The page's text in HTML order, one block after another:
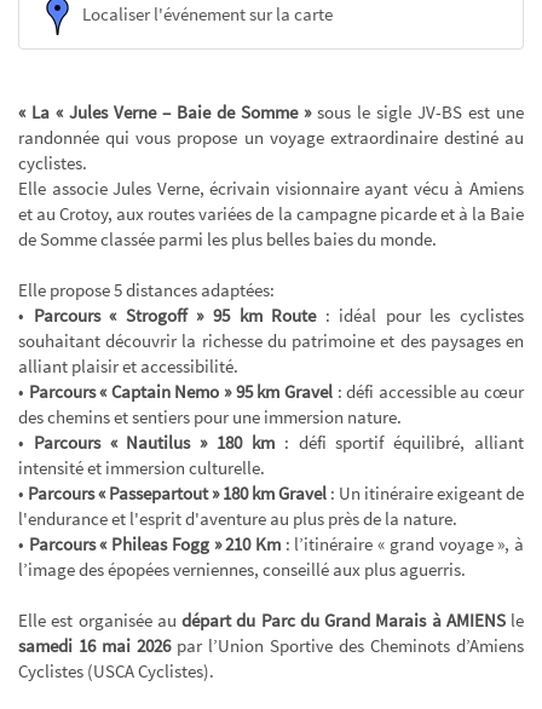
Localiser l'événement sur la carte
« La « Jules Verne – Baie de Somme »sous le sigle JV-BS est une
randonnée qui vous propose un voyage extraordinaire destiné au
cyclistes.
Elle associe Jules Verne, écrivain visionnaire ayant vécu à Amiens
et au Crotoy, aux routes variées de la campagne picarde et à la Baie
de Somme classée parmi les plus belles baies du monde.
Elle propose 5 distances adaptées:
• Parcours « Strogoff » 95 km Route: idéal pour les cyclistes
souhaitant découvrir la richesse du patrimoine et des paysages en
alliant plaisir et accessibilité.
• Parcours « Captain Nemo » 95 km Gravel: défi accessible au cœur
des chemins et sentiers pour une immersion nature.
• Parcours « Nautilus » 180 km: défi sportif équilibré, alliant
intensité et immersion culturelle.
• Parcours « Passepartout » 180 km Gravel : Un itinéraire exigeant de
l'endurance et l'esprit d'aventure au plus près de la nature.
• Parcours « Phileas Fogg » 210 Km : l’itinéraire « grand voyage », à
l’image des épopées verniennes, conseillé aux plus aguerris.
Elle est organisée au départ du Parc du Grand Marais à AMIENSle
samedi 16 mai 2026par l’Union Sportive des Cheminots d’Amiens
Cyclistes (USCA Cyclistes).